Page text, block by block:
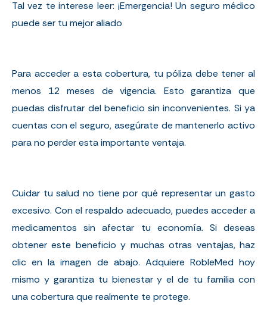
Tal vez te interese leer: ¡Emergencia! Un seguro médico
puede ser tu mejor aliado
Para acceder a esta cobertura, tu póliza debe tener al
menos 12 meses de vigencia. Esto garantiza que
puedas disfrutar del beneficio sin inconvenientes. Si ya
cuentas con el seguro, asegúrate de mantenerlo activo
para no perder esta importante ventaja.
Cuidar tu salud no tiene por qué representar un gasto
excesivo. Con el respaldo adecuado, puedes acceder a
medicamentos sin afectar tu economía. Si deseas
obtener este beneficio y muchas otras ventajas, haz
clic en la imagen de abajo. Adquiere RobleMed hoy
mismo y garantiza tu bienestar y el de tu familia con
una cobertura que realmente te protege.